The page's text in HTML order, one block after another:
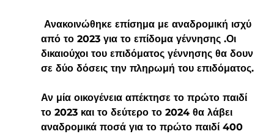
από το 2023 για το επίδομα γέννησης .Οι
δικαιούχοι του επιδόματος γέννησης θα δουν
σε δύο δόσεις την πληρωμή του επιδόματος.
Αν μία οικογένεια απέκτησε το πρώτο παιδί
το 2023 και το δεύτερο το 2024 θα λάβει
αναδρομικά ποσά για το πρώτο παιδί 400